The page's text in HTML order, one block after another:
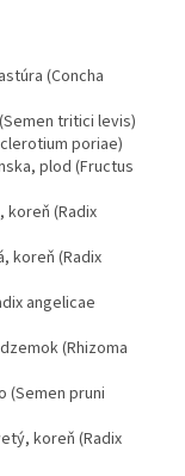
(Concha
tritici levis)
poriae)
plod (Fructus
koreň (Radix
koreň (Radix
angelicae
(Rhizoma
(Semen pruni
koreň (Radix